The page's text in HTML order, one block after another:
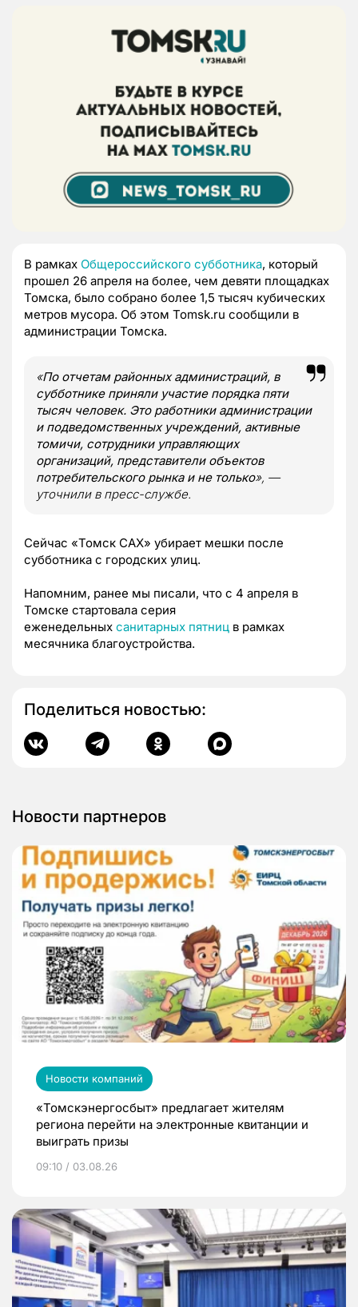
В рамках Общероссийского субботника, который
прошел 26 апреля на более, чем девяти площадках
Томска, было собрано более 1,5 тысяч кубических
метров мусора. Об этом Tomsk.ru сообщили в
администрации Томска.
«По отчетам районных администраций, в
субботнике приняли участие порядка пяти
тысяч человек. Это работники администрации
и подведомственных учреждений, активные
томичи, сотрудники управляющих
организаций, представители объектов
потребительского рынка и не только», —
уточнили в пресс-службе.
Сейчас «Томск САХ» убирает мешки после
субботника с городских улиц.
Напомним, ранее мы писали, что с 4 апреля в
Томске стартовала серия
еженедельных санитарных пятниц в рамках
месячника благоустройства.
Поделиться новостью:
Новости партнеров
Новости компаний
«Томскэнергосбыт» предлагает жителям
региона перейти на электронные квитанции и
выиграть призы
09:10 / 03.08.26